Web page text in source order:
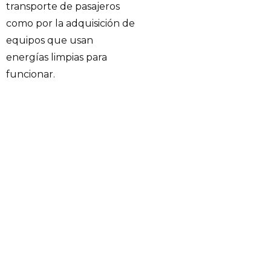
transporte de pasajeros
como por la adquisición de
equipos que usan
energías limpias para
funcionar.